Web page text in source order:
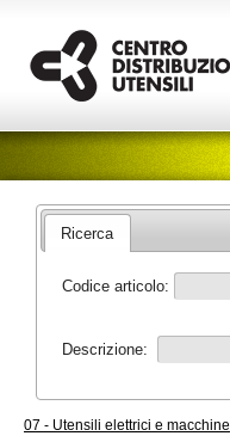
Ricerca
Codice articolo:
Descrizione:
07 - Utensili elettrici e macchine